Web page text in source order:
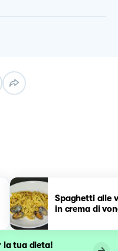
Spaghetti alle
in crema di
la tua dieta!